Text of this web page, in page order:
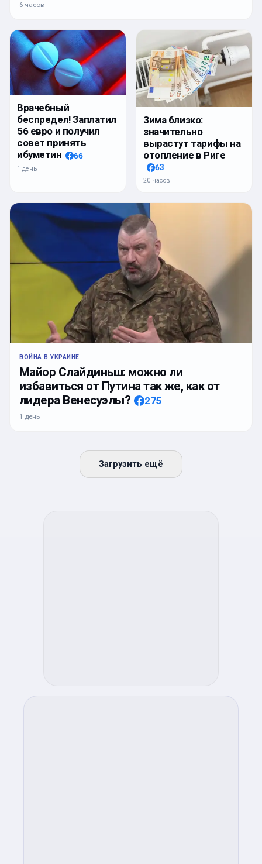
6 часов
Врачебный
беспредел! Заплатил
56 евро и получил
совет принять
ибуметин
66
1 день
Зима близко:
значительно
вырастут тарифы на
отопление в Риге
63
20 часов
ВОЙНА В УКРАИНЕ
Майор Слайдиньш: можно ли
избавиться от Путина так же, как от
лидера Венесуэлы?
275
1 день
Загрузить ещё